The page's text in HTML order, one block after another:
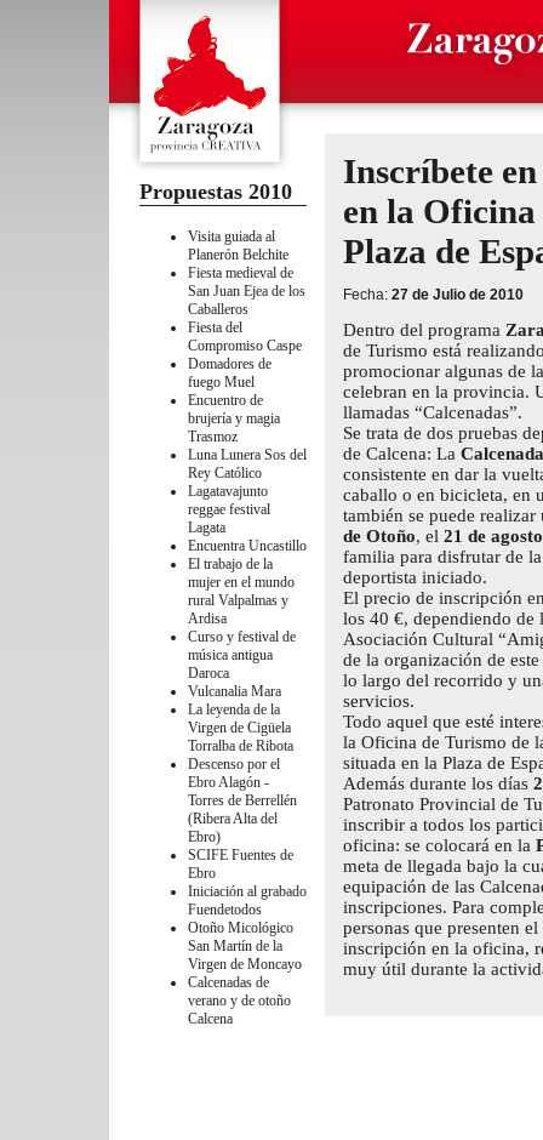
Inscríbete
en la Oficina
Plaza de
Fecha: 27 de Julio de 2010
Dentro del programa
de Turismo está
promocionar algunas de
celebran en la provincia.
llamadas “Calcenadas”.
Se trata de dos pruebas
de Calcena: La
consistente en dar la
caballo o en bicicleta, en
también se puede
de Otoño, el 21 de agosto
familia para disfrutar de
deportista iniciado.
El precio de inscripción
los 40 €, dependiendo de
Asociación Cultural
de la organización de
lo largo del recorrido y
servicios.
Todo aquel que esté
la Oficina de Turismo de
situada en la Plaza de
Además durante los días
Patronato Provincial de
inscribir a todos los
oficina: se colocará en la
meta de llegada bajo la
equipación de las
inscripciones. Para
personas que presenten
inscripción en la oficina,
muy útil durante la
Propuestas 2010
Visita guiada al
Planerón Belchite
Fiesta medieval de
San Juan Ejea de los
Caballeros
Fiesta del
Compromiso Caspe
Domadores de
fuego Muel
Encuentro de
brujería y magia
Trasmoz
Luna Lunera Sos del
Rey Católico
Lagatavajunto
reggae festival
Lagata
Encuentra Uncastillo
El trabajo de la
mujer en el mundo
rural Valpalmas y
Ardisa
Curso y festival de
música antigua
Daroca
Vulcanalia Mara
La leyenda de la
Virgen de Cigüela
Torralba de Ribota
Descenso por el
EbroAlagón -
Torres de Berrellén
(Ribera Alta del
Ebro)
SCIFE Fuentes de
Ebro
Iniciación al grabado
Fuendetodos
Otoño Micológico
San Martín de la
Virgen de Moncayo
Calcenadas de
verano y de otoño
Calcena